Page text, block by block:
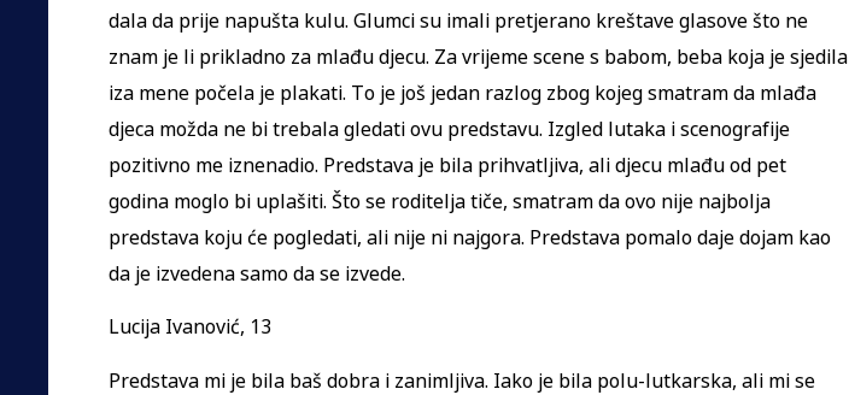
dala da prije napušta kulu. Glumci su imali pretjerano kreštave glasove što ne
znam je li prikladno za mlađu djecu. Za vrijeme scene s babom, beba koja je sjedila
iza mene počela je plakati. To je još jedan razlog zbog kojeg smatram da mlađa
djeca možda ne bi trebala gledati ovu predstavu. Izgled lutaka i scenografije
pozitivno me iznenadio. Predstava je bila prihvatljiva, ali djecu mlađu od pet
godina moglo bi uplašiti. Što se roditelja tiče, smatram da ovo nije najbolja
predstava koju će pogledati, ali nije ni najgora. Predstava pomalo daje dojam kao
da je izvedena samo da se izvede.
Lucija Ivanović, 13
Predstava mi je bila baš dobra i zanimljiva. Iako je bila polu-lutkarska, ali mi se